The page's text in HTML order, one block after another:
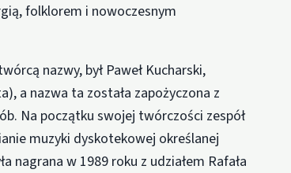
folklorem i nowoczesnym
nazwy, był Paweł Kucharski,
a nazwa ta została zapożyczona z
Na początku swojej twórczości zespół
muzyki dyskotekowej określanej
nagrana w 1989 roku z udziałem Rafała